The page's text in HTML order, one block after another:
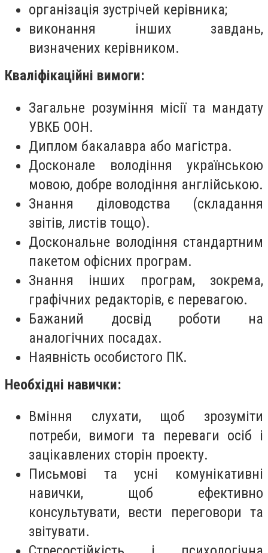
організація зустрічей керівника;
виконання інших завдань,
визначених керівником.
Кваліфікаційні вимоги:
Загальне розуміння місії та мандату
УВКБ ООН.
Диплом бакалавра або магістра.
Досконале володіння українською
мовою, добре володіння англійською.
Знання діловодства (складання
звітів, листів тощо).
Доскональне володіння стандартним
пакетом офісних програм.
Знання інших програм, зокрема,
графічних редакторів, є перевагою.
Бажаний досвід роботи на
аналогічних посадах.
Наявність особистого ПК.
Необхідні навички:
Вміння слухати, щоб зрозуміти
потреби, вимоги та переваги осіб і
зацікавлених сторін проекту.
Письмові та усні комунікативні
навички, щоб ефективно
консультувати, вести переговори та
звітувати.